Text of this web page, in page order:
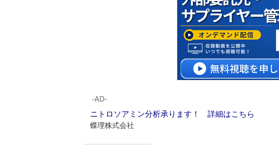
‐AD‐
ニトロソアミン分析承ります！ 詳細はこちら
蝶理株式会社